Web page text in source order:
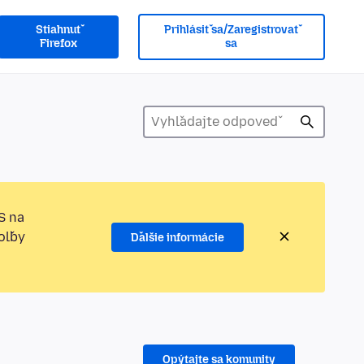
Stiahnuť
Firefox
Prihlásiť sa/Zaregistrovať
sa
na
Ďalšie informácie
Opýtajte sa komunity